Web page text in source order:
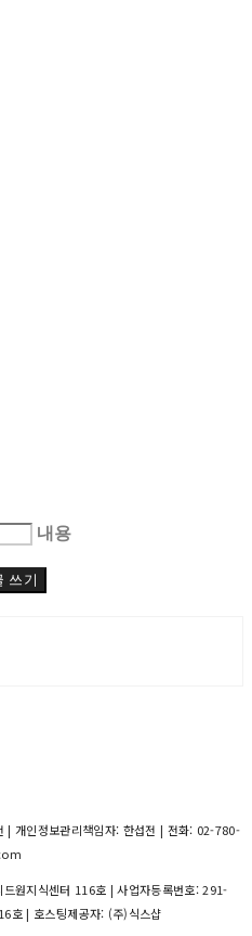
내용
쓰기
| 개인정보관리책임자: 한섭전 | 전화: 02-780-
원지식센터 116호 | 사업자등록번호:291-
호| 호스팅제공자: (주)식스샵